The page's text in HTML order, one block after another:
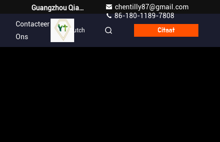
Guangzhou Qianyuan Construction Machinery Co,.LTD
chentilly87@gmail.com
86-180-1189-7808
Contacteer
Ons
Dutch Citaat